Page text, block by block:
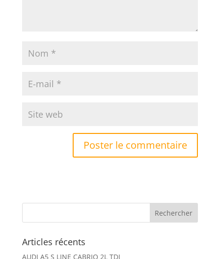
Articles récents
AUDI A5 S LINE CABRIO 2L TDI